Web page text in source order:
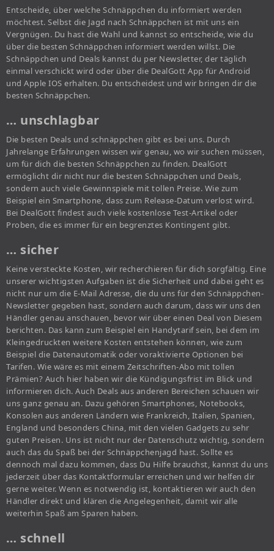
Entscheide, über welche Schnäppchen du informiert werden
möchtest. Selbst die Jagd nach Schnäppchen ist mit uns ein
Vergnügen. Du hast die Wahl und kannst so entscheide, wie du
über die besten Schnäppchen informiert werden willst. Die
Schnäppchen und Deals kannst du per Newsletter, der täglich
einmal verschickt wird oder über die DealGott App für Android
und Apple IOS erhalten. Du entscheidest und wir bringen dir die
besten Schnäppchen.
… unschlagbar
Die besten Deals und schnäppchen gibt es bei uns. Durch
Jahrelange Erfahrungen wissen wir genau, wo wir suchen müssen,
um für dich die besten Schnäppchen zu finden. DealGott
ermöglicht dir nicht nur die besten Schnäppchen und Deals,
sondern auch viele Gewinnspiele mit tollen Preise. Wie zum
Beispiel ein Smartphone, dass zum Release-Datum verlost wird.
Bei DealGott findest auch viele kostenlose Test-Artikel oder
Proben, die es immer für ein begrenztes Kontingent gibt.
… sicher
Keine versteckte Kosten, wir recherchieren für dich sorgfältig. Eine
unserer wichtigsten Aufgaben ist die Sicherheit und dabei geht es
nicht nur um die E-Mail Adresse, die du uns für den Schnäppchen-
Newsletter gegeben hast, sondern auch darum, dass wir uns den
Händler genau anschauen, bevor wir über einen Deal von Diesem
berichten. Das kann zum Beispiel ein Handytarif sein, bei dem im
Kleingedruckten weitere Kosten entstehen können, wie zum
Beispiel die Datenautomatik oder voraktivierte Optionen bei
Tarifen. Wie wäre es mit einem Zeitschriften-Abo mit tollen
Prämien? Auch hier haben wir die Kündigungsfrist im Blick und
informieren dich. Auch Deals aus anderen Bereichen schauen wir
uns ganz genau an. Dazu gehören Smartphones, Notebooks,
Konsolen aus anderen Ländern wie Frankreich, Italien, Spanien,
England und besonders China, mit den vielen Gadgets zu sehr
guten Preisen. Uns ist nicht nur der Datenschutz wichtig, sondern
auch das du Spaß bei der Schnäppchenjagd hast. Sollte es
dennoch mal dazu kommen, dass Du Hilfe brauchst, kannst du uns
jederzeit über das Kontaktformular erreichen und wir helfen dir
gerne weiter. Wenn es notwendig ist, kontaktieren wir auch den
Händler direkt und klären die Angelegenheit, damit wir alle
weiterhin Spaß am Sparen haben.
… schnell